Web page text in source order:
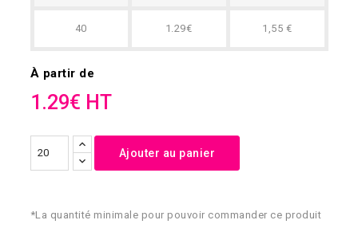
40 1.29€ 1,55 €
À partir de
1.29€ HT
Ajouter au panier
*La quantité minimale pour pouvoir commander ce produit